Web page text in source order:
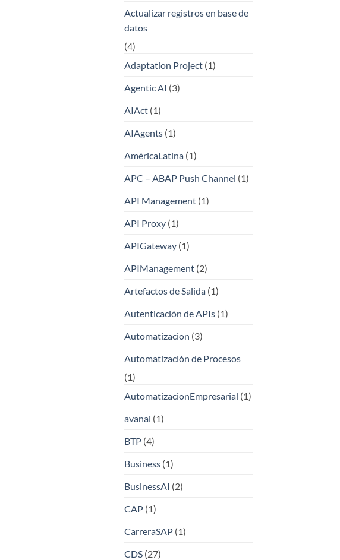
Actualizar registros en base de
datos
(4)
Adaptation Project(1)
Agentic AI (3)
AIAct(1)
AIAgents(1)
AméricaLatina(1)
APC – ABAP Push Channel (1)
API Management(1)
API Proxy(1)
APIGateway(1)
APIManagement(2)
Artefactos de Salida(1)
Autenticación de APIs(1)
Automatizacion (3)
Automatización de Procesos
(1)
AutomatizacionEmpresarial (1)
avanai (1)
BTP(4)
Business(1)
BusinessAI (2)
CAP(1)
CarreraSAP(1)
CDS(27)